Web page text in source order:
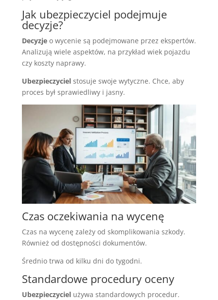
Jak ubezpieczyciel podejmuje
decyzje?
Decyzjeo wycenie są podejmowane przez ekspertów.
Analizują wiele aspektów, na przykład wiek pojazdu
czy koszty naprawy.
Ubezpieczycielstosuje swoje wytyczne. Chce, aby
proces był sprawiedliwy i jasny.
Czas oczekiwania na wycenę
Czas na wycenę zależy od skomplikowania szkody.
Również od dostępności dokumentów.
Średnio trwa od kilku dni do tygodni.
Standardowe procedury oceny
Ubezpieczycielużywa standardowych procedur.